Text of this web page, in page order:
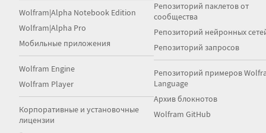
Wolfram|Alpha Notebook Edition
Wolfram|Alpha Pro
Мобильные приложения
Wolfram Engine
Wolfram Player
Корпоративные и установочные
лицензии
Репозиторий паклетов от
сообщества
Репозиторий нейронных
Репозиторий запросов
Репозиторий примеров
Language
Архив блокнотов
Wolfram GitHub